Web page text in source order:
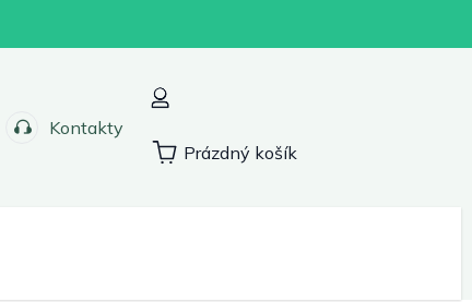
Kontakty
Nákupní
Prázdný košík